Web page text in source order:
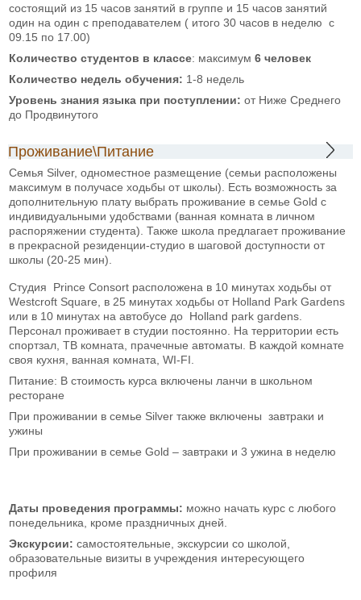
состоящий из 15 часов занятий в группе и 15 часов занятий
один на один с преподавателем ( итого 30 часов в неделю с
09.15 по 17.00)
Количество студентов в классе: максимум 6 человек
Количество недель обучения: 1-8 недель
Уровень знания языка при поступлении: от Ниже Среднего
до Продвинутого
Проживание\Питание
Семья Silver, одноместное размещение (семьи расположены
максимум в получасе ходьбы от школы). Есть возможность за
дополнительную плату выбрать проживание в семье Gold с
индивидуальными удобствами (ванная комната в личном
распоряжении студента). Также школа предлагает проживание
в прекрасной резиденции-студио в шаговой доступности от
школы (20-25 мин).
Студия Prince Consort расположена в 10 минутах ходьбы от
Westcroft Square, в 25 минутах ходьбы от Holland Park Gardens
или в 10 минутах на автобусе до Holland park gardens.
Персонал проживает в студии постоянно. На территории есть
спортзал, ТВ комната, прачечные автоматы. В каждой комнате
своя кухня, ванная комната, WI-FI.
Питание: В стоимость курса включены ланчи в школьном
ресторане
При проживании в семье Silver также включены завтраки и
ужины
При проживании в семье Gold – завтраки и 3 ужина в неделю
Даты проведения программы: можно начать курс с любого
понедельника, кроме праздничных дней.
Экскурсии: самостоятельные, экскурсии со школой,
образовательные визиты в учреждения интересующего
профиля